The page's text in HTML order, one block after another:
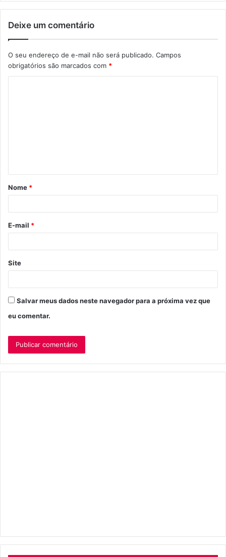
Deixe um comentário
O seu endereço de e-mail não será publicado. Campos
obrigatórios são marcados com *
á
r
*
Nome *
E-mail *
Site
Salvar meus dados neste navegador para a próxima vez que
eu comentar.